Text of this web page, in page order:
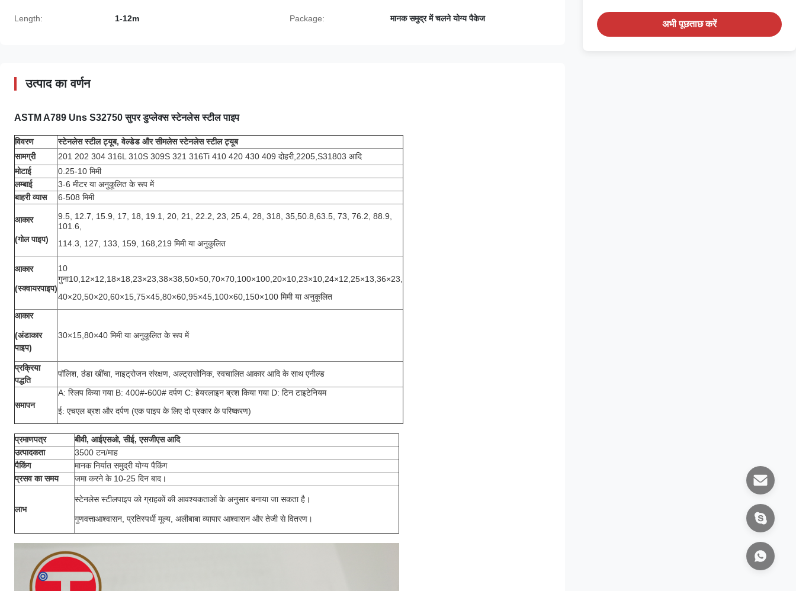
Length: 1-12m Package: मानक समुद्र में चलने योग्य पैकेज
उत्पाद का वर्णन
ASTM A789 Uns S32750 सुपर डुप्लेक्स स्टेनलेस स्टील पाइप
विवरण
स्टेनलेस स्टील ट्यूब, वेल्डेड और सीमलेस स्टेनलेस स्टील ट्यूब
सामग्री
201 202 304 316L 310S 309S 321 316Ti 410 420 430 409 दोहरी,2205,S31803 आदि
मोटाई
0.25-10 मिमी
लम्बाई
3-6 मीटर या अनुकूलित के रूप में
बाहरी व्यास
6-508 मिमी
आकार
(गोल पाइप)
9.5, 12.7, 15.9, 17, 18, 19.1, 20, 21, 22.2, 23, 25.4, 28, 318, 35,50.8,63.5, 73, 76.2, 88.9,
101.6,
114.3, 127, 133, 159, 168,219 मिमी या अनुकूलित
आकार
(स्क्वायरपाइप)
10
गुना10,12×12,18×18,23×23,38×38,50×50,70×70,100×100,20×10,23×10,24×12,25×13,36×23,
40×20,50×20,60×15,75×45,80×60,95×45,100×60,150×100 मिमी या अनुकूलित
आकार
(अंडाकार
पाइप)
30×15,80×40 मिमी या अनुकूलित के रूप में
प्रक्रिया
पद्धति
पॉलिश, ठंडा खींचा, नाइट्रोजन संरक्षण, अल्ट्रासोनिक, स्वचालित आकार आदि के साथ एनील्ड
समापन
A: स्लिप किया गया B: 400#-600# दर्पण C: हेयरलाइन ब्रश किया गया D: टिन टाइटेनियम
ई: एचएल ब्रश और दर्पण (एक पाइप के लिए दो प्रकार के परिष्करण)
प्रमाणपत्र
बीवी, आईएसओ, सीई, एसजीएस आदि
उत्पादकता
3500 टन/माह
पैकिंग
मानक निर्यात समुद्री योग्य पैकिंग
प्रसव का समय
जमा करने के 10-25 दिन बाद।
लाभ
स्टेनलेस स्टीलपाइप को ग्राहकों की आवश्यकताओं के अनुसार बनाया जा सकता है।
गुणवत्ताआश्वासन, प्रतिस्पर्धी मूल्य, अलीबाबा व्यापार आश्वासन और तेजी से वितरण।
अभी पूछताछ करें